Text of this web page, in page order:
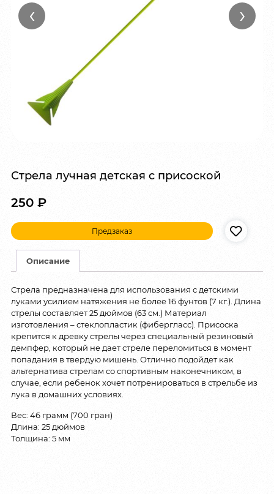
‹ ›
Стрела лучная детская c присоской
250 ₽
Предзаказ
Описание
Стрела предназначена для использования с детскими
луками усилием натяжения не более 16 фунтов (7 кг.). Длина
стрелы составляет 25 дюймов (63 см.) Материал
изготовления – стеклопластик (фибергласс). Присоска
крепится к древку стрелы через специальный резиновый
демпфер, который не дает стреле переломиться в момент
попадания в твердую мишень. Отлично подойдет как
альтернатива стрелам со спортивным наконечником, в
случае, если ребенок хочет потренироваться в стрельбе из
лука в домашних условиях.
Вес: 46 грамм (700 гран)
Длина: 25 дюймов
Толщина: 5 мм